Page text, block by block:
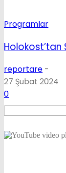
Programlar
Holokost’tan
reportare -
27 Şubat 2024
0